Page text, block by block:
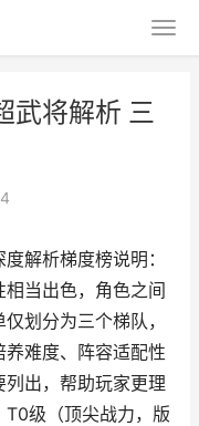
武将解析 三
解析梯度榜说明：
当出色，角色之间
划分为三个梯队，
难度、阵容适配性
出，帮助玩家更理
级（顶尖战力，版